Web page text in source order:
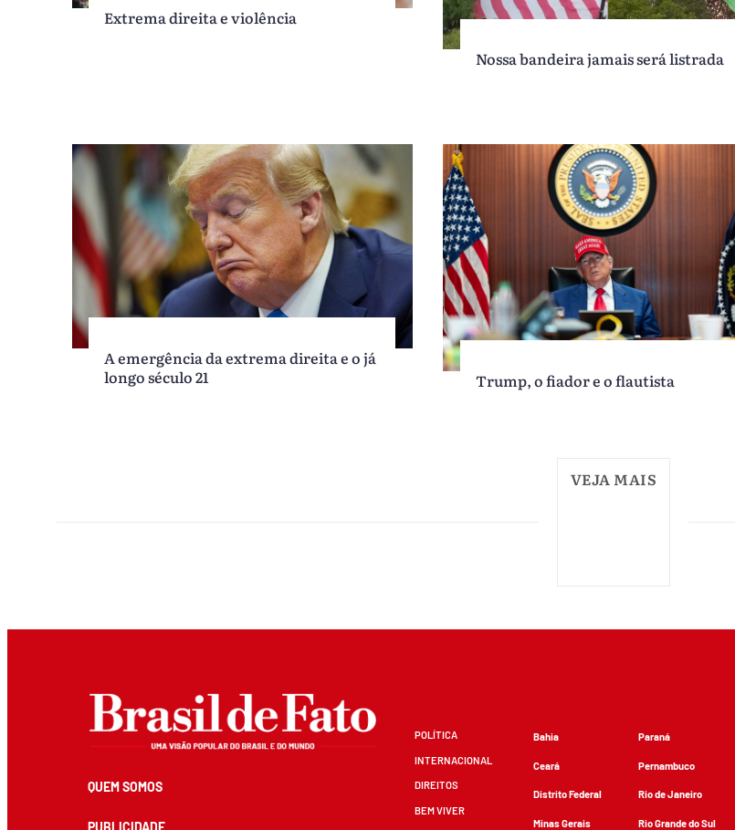
Extrema direita e violência
Nossa bandeira jamais será listrada
A emergência da extrema direita e o já
longo século 21
Trump, o fiador e o flautista
VEJA MAIS
QUEM SOMOS
POLÍTICA
INTERNACIONAL
DIREITOS
BEM VIVER
Bahia
Ceará
Distrito Federal
Minas Gerais
Paraná
Pernambuco
Rio de Janeiro
Rio Grande do Sul